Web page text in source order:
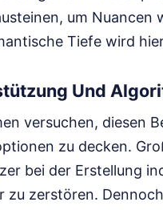
um
Tiefe wird
Und
versuchen, diesen
zu decken.
bei der Erstellung
zu zerstören.